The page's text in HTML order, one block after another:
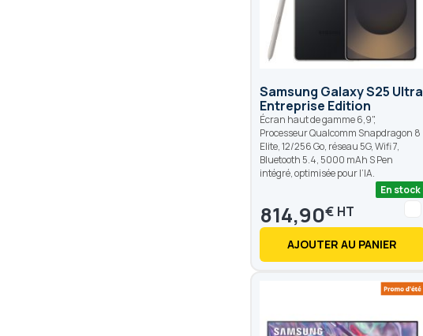
Samsung Galaxy S25 Ultra
Entreprise Edition
Écran haut de gamme 6,9",
Processeur Qualcomm Snapdragon 8
Elite, 12/256 Go, réseau 5G, Wifi 7,
Bluetooth 5.4, 5000 mAh S Pen
intégré, optimisée pour l’IA.
En stock
814,90€
AJOUTER AU PANIER